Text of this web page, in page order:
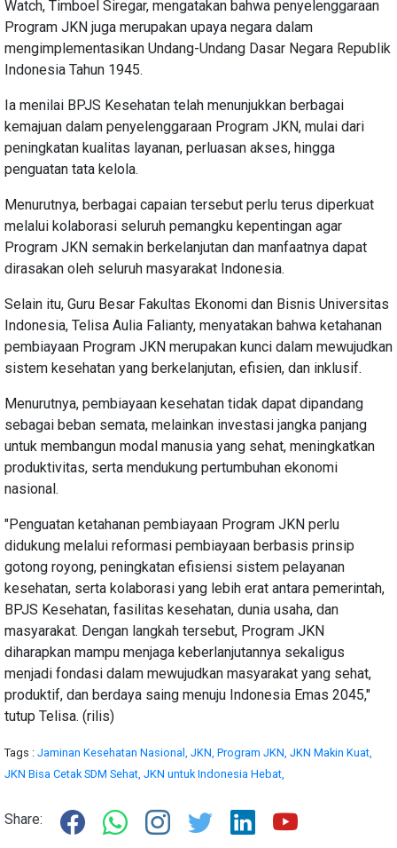
Watch, Timboel Siregar, mengatakan bahwa penyelenggaraan
Program JKN juga merupakan upaya negara dalam
mengimplementasikan Undang-Undang Dasar Negara Republik
Indonesia Tahun 1945.
Ia menilai BPJS Kesehatan telah menunjukkan berbagai
kemajuan dalam penyelenggaraan Program JKN, mulai dari
peningkatan kualitas layanan, perluasan akses, hingga
penguatan tata kelola.
Menurutnya, berbagai capaian tersebut perlu terus diperkuat
melalui kolaborasi seluruh pemangku kepentingan agar
Program JKN semakin berkelanjutan dan manfaatnya dapat
dirasakan oleh seluruh masyarakat Indonesia.
Selain itu, Guru Besar Fakultas Ekonomi dan Bisnis Universitas
Indonesia, Telisa Aulia Falianty, menyatakan bahwa ketahanan
pembiayaan Program JKN merupakan kunci dalam mewujudkan
sistem kesehatan yang berkelanjutan, efisien, dan inklusif.
Menurutnya, pembiayaan kesehatan tidak dapat dipandang
sebagai beban semata, melainkan investasi jangka panjang
untuk membangun modal manusia yang sehat, meningkatkan
produktivitas, serta mendukung pertumbuhan ekonomi
nasional.
"Penguatan ketahanan pembiayaan Program JKN perlu
didukung melalui reformasi pembiayaan berbasis prinsip
gotong royong, peningkatan efisiensi sistem pelayanan
kesehatan, serta kolaborasi yang lebih erat antara pemerintah,
BPJS Kesehatan, fasilitas kesehatan, dunia usaha, dan
masyarakat. Dengan langkah tersebut, Program JKN
diharapkan mampu menjaga keberlanjutannya sekaligus
menjadi fondasi dalam mewujudkan masyarakat yang sehat,
produktif, dan berdaya saing menuju Indonesia Emas 2045,"
tutup Telisa. (rilis)
Tags : Jaminan Kesehatan Nasional, JKN, Program JKN, JKN Makin Kuat,
JKN Bisa Cetak SDM Sehat, JKN untuk Indonesia Hebat,
Share: